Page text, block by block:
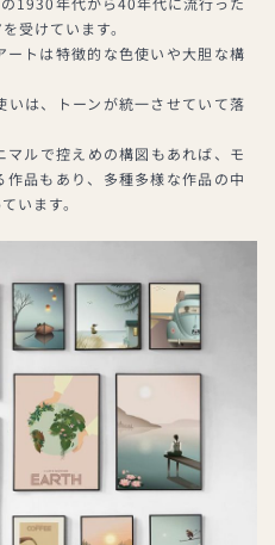
受けています。
トは特徴的な色使いや大胆な構
は、トーンが統一させていて落
ルで控えめの構図もあれば、モ
品もあり、多種多様な作品の中
います。